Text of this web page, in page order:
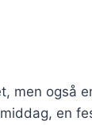
men også
en